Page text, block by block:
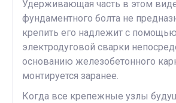
Удерживающая часть в этом
фундаментного болта не
крепить его надлежит с помощью
электродуговой сварки
основанию железобетонного
монтируется заранее.
Когда все крепежные узлы